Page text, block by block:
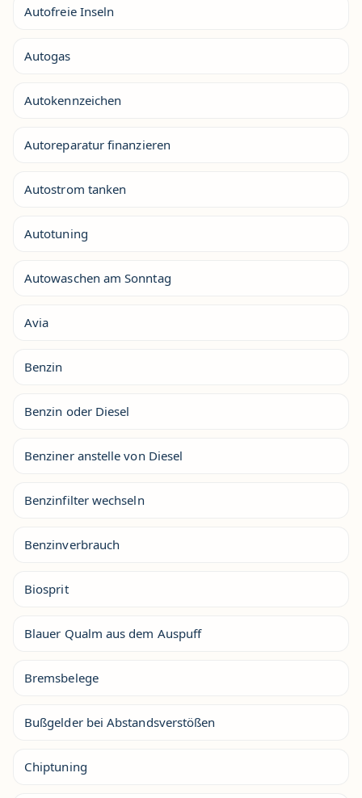
Autofreie Inseln
Autogas
Autokennzeichen
Autoreparatur finanzieren
Autostrom tanken
Autotuning
Autowaschen am Sonntag
Avia
Benzin
Benzin oder Diesel
Benziner anstelle von Diesel
Benzinfilter wechseln
Benzinverbrauch
Biosprit
Blauer Qualm aus dem Auspuff
Bremsbelege
Bußgelder bei Abstandsverstößen
Chiptuning